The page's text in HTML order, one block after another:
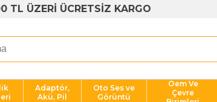
TL ÜZERİ ÜCRETSİZ KARGO
Adaptör,
Akü, Pil
Oto Ses ve
Görüntü
Oem Ve
Çevre